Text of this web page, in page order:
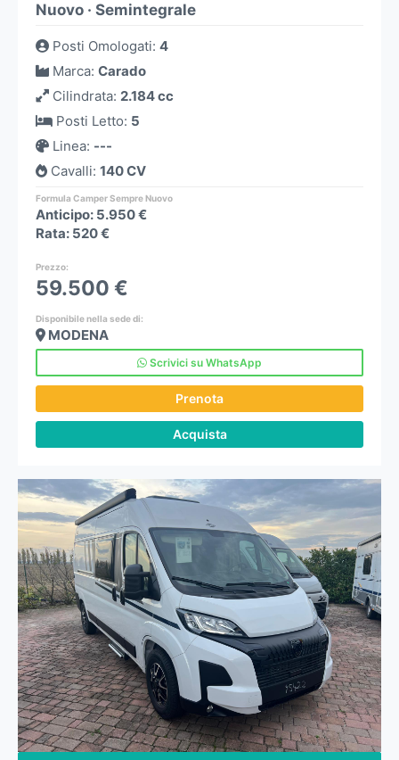
Nuovo · Semintegrale
Posti Omologati: 4
Marca: Carado
Cilindrata: 2.184 cc
Posti Letto: 5
Linea: ---
Cavalli: 140 CV
Formula Camper Sempre Nuovo
Anticipo: 5.950 €
Rata: 520 €
Prezzo:
59.500 €
Disponibile nella sede di:
MODENA
Scrivici su WhatsApp
Prenota
Acquista